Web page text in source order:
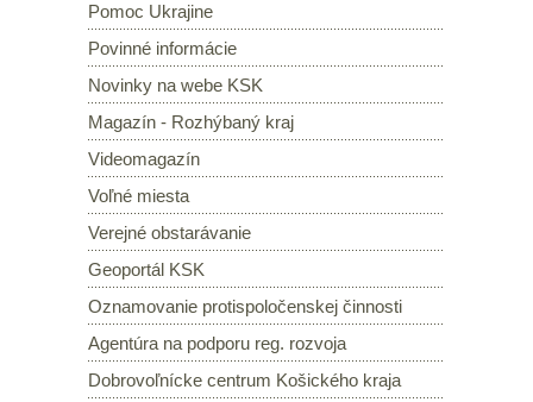
Pomoc Ukrajine
Povinné informácie
Novinky na webe KSK
Magazín - Rozhýbaný kraj
Videomagazín
Voľné miesta
Verejné obstarávanie
Geoportál KSK
Oznamovanie protispoločenskej činnosti
Agentúra na podporu reg. rozvoja
Dobrovoľnícke centrum Košického kraja